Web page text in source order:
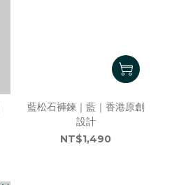
藍松石褲鍊｜藍｜香港原創
設計
NT$1,490